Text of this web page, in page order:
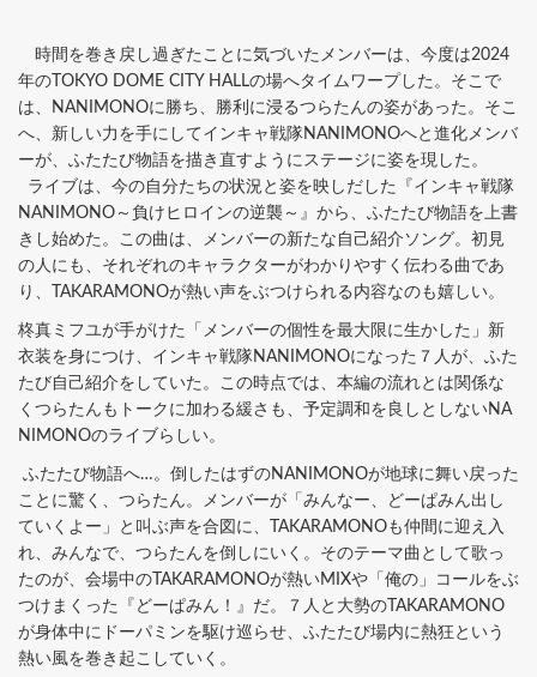
時間を巻き戻し過ぎたことに気づいたメンバーは、今度は2024
年のTOKYO DOME CITY HALLの場へタイムワープした。そこで
は、NANIMONOに勝ち、勝利に浸るつらたんの姿があった。そこ
へ、新しい力を手にしてインキャ戦隊NANIMONOへと進化メンバ
ーが、ふたたび物語を描き直すようにステージに姿を現した。
ライブは、今の自分たちの状況と姿を映しだした『インキャ戦隊
NANIMONO～負けヒロインの逆襲～』から、ふたたび物語を上書
きし始めた。この曲は、メンバーの新たな自己紹介ソング。初見
の人にも、それぞれのキャラクターがわかりやすく伝わる曲であ
り、TAKARAMONOが熱い声をぶつけられる内容なのも嬉しい。
柊真ミフユが手がけた「メンバーの個性を最大限に生かした」新
衣装を身につけ、インキャ戦隊NANIMONOになった７人が、ふた
たび自己紹介をしていた。この時点では、本編の流れとは関係な
くつらたんもトークに加わる緩さも、予定調和を良しとしないNA
NIMONOのライブらしい。
ふたたび物語へ…。倒したはずのNANIMONOが地球に舞い戻った
ことに驚く、つらたん。メンバーが「みんなー、どーぱみん出し
ていくよー」と叫ぶ声を合図に、TAKARAMONOも仲間に迎え入
れ、みんなで、つらたんを倒しにいく。そのテーマ曲として歌っ
たのが、会場中のTAKARAMONOが熱いMIXや「俺の」コールをぶ
つけまくった『どーぱみん！』だ。７人と大勢のTAKARAMONO
が身体中にドーパミンを駆け巡らせ、ふたたび場内に熱狂という
熱い風を巻き起こしていく。